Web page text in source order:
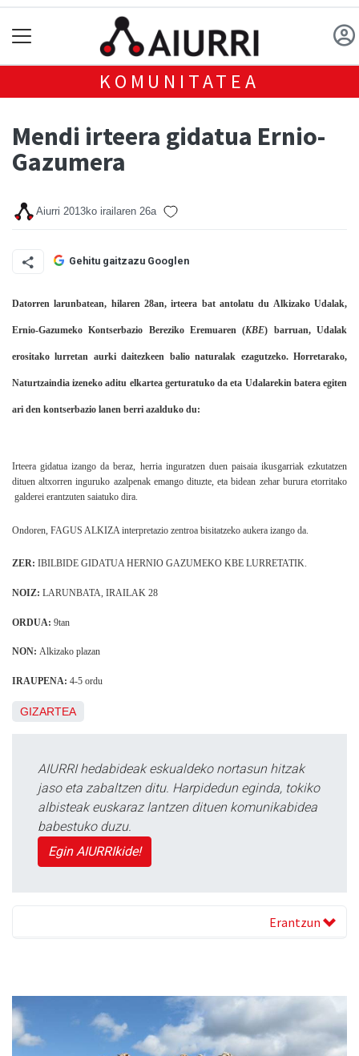
KOMUNITATEA
Mendi irteera gidatua Ernio-
Gazumera
Aiurri 2013ko irailaren 26a
Gehitu gaitzazu Googlen
Datorren larunbatean, hilaren 28an, irteera bat antolatu du Alkizako Udalak,
Ernio-Gazumeko Kontserbazio Bereziko Eremuaren (KBE) barruan, Udalak
erositako lurretan aurki daitezkeen balio naturalak ezagutzeko. Horretarako,
Naturtzaindia izeneko aditu elkartea gerturatuko da eta Udalarekin batera egiten
ari den kontserbazio lanen berri azalduko du:
Irteera gidatua izango da beraz, herria inguratzen duen paisaia ikusgarriak ezkutatzen
dituen altxorren inguruko azalpenak emango dituzte, eta bidean zehar burura etorritako
galderei erantzuten saiatuko dira.
Ondoren, FAGUS ALKIZA interpretazio zentroa bisitatzeko aukera izango da.
ZER: IBILBIDE GIDATUA HERNIO GAZUMEKO KBE LURRETATIK.
NOIZ: LARUNBATA, IRAILAK 28
ORDUA: 9tan
NON: Alkizako plazan
IRAUPENA: 4-5 ordu
GIZARTEA
AIURRI hedabideak eskualdeko nortasun hitzak
jaso eta zabaltzen ditu. Harpidedun eginda, tokiko
albisteak euskaraz lantzen dituen komunikabidea
babestuko duzu.
Egin AIURRIkide!
Erantzun